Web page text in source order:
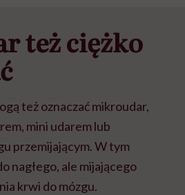
teżciężko
ć
ąteżoznaczaćmikroudar,
mini udarem lub
przemijającym. W tym
nagłego, ale mijającego
krwi do mózgu.